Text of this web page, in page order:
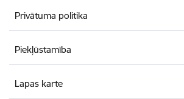
Privātuma politika
Piekļūstamība
Lapas karte